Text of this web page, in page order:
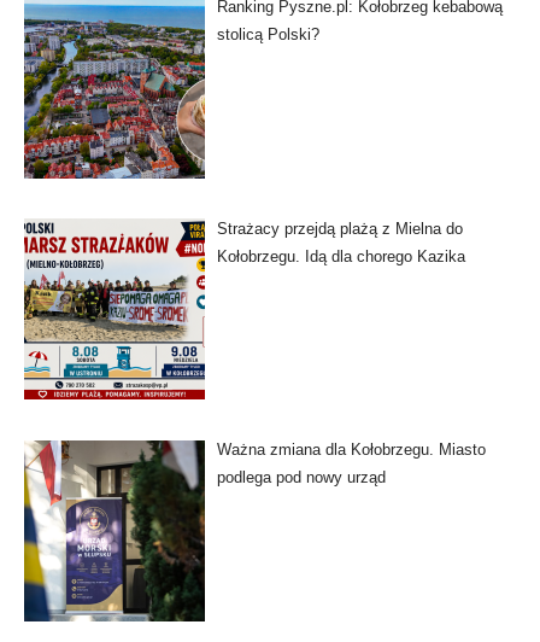
Ranking Pyszne.pl: Kołobrzeg kebabową
stolicą Polski?
Strażacy przejdą plażą z Mielna do
Kołobrzegu. Idą dla chorego Kazika
Ważna zmiana dla Kołobrzegu. Miasto
podlega pod nowy urząd